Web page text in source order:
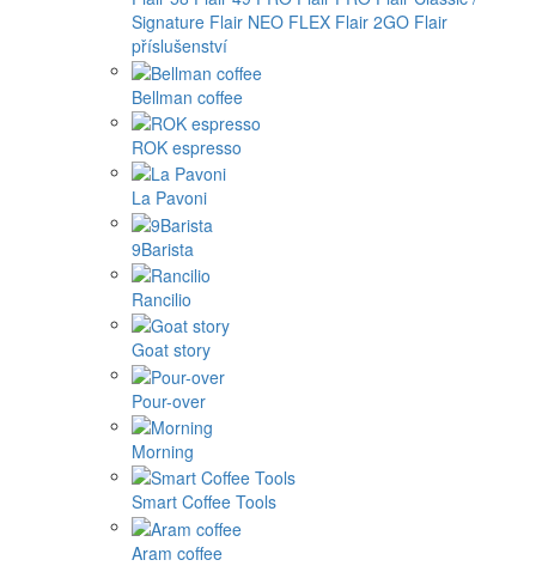
Signature Flair NEO FLEX Flair 2GO Flair
příslušenství
Bellman coffee
ROK espresso
La Pavoni
9Barista
Rancilio
Goat story
Pour-over
Morning
Smart Coffee Tools
Aram coffee